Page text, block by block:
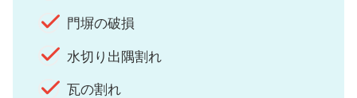
門塀の破損
水切り出隅割れ
瓦の割れ